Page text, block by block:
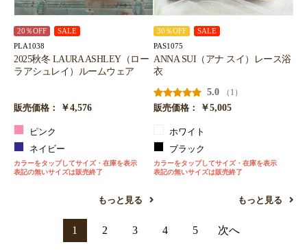
20％OFF SALE
PLA1038
2025秋冬 LAURA ASHLEY（ロー
ラアシュレイ）ルームウェア
販売価格： ￥4,576
ピンク
ネイビー
カラーをタップしてサイズ・在庫を表示
表記の無いサイズは販売終了
もっと見る
30％OFF SALE
PAS1075
ANNA SUI（アナ スイ）レース浴
衣
5.0
（1）
販売価格：
￥5,005
ホワイト
ブラック
カラーをタップしてサイズ・在庫を表示
表記の無いサイズは販売終了
もっと見る
1 2 3 4 5 次へ